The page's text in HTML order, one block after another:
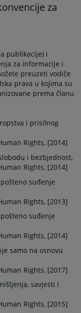
za
publikacije) i
za informacije i
preuzeti vodiče
prava u kojima su
prema članu
i prisilnog
Rights, [2014]
i bezbjednost,
Rights, [2014]
suđenje
Rights, [2013]
suđenje
Rights, [2014]
samo na osnovu
Rights, [2017]
savjesti i
Rights, [2015]